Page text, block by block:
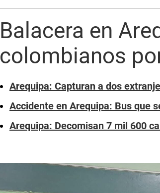
Balacera en
colombianos
Arequipa: Capturan a dos
Accidente en Arequipa: Bus que
Arequipa: Decomisan 7 mil 600